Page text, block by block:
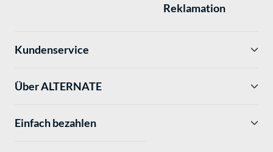
Reklamation
Kundenservice
Über ALTERNATE
Einfach bezahlen